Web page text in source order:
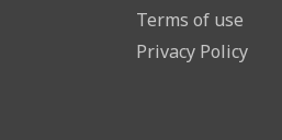
Terms of use
Privacy Policy